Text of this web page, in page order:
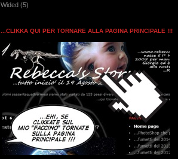
Wided (5)
...CLIKKA QUI PER TORNARE ALLA PAGINA PRINCIPALE !!!